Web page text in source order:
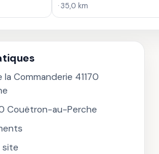
· 35,0 km
la Commanderie 41170
Couëtron-au-Perche
site